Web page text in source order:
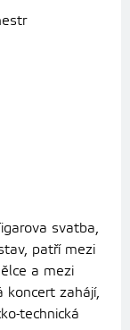
svatba,
patří mezi
a mezi
koncert zahájí,
technická